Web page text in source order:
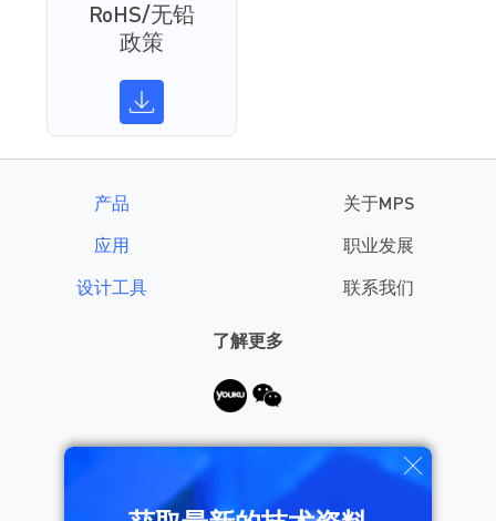
RoHS/无铅
政策
产品
应用
设计工具
关于MPS
职业发展
联系我们
了解更多
需要帮助？